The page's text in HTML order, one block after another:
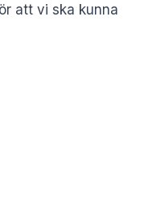
att vi ska kunna